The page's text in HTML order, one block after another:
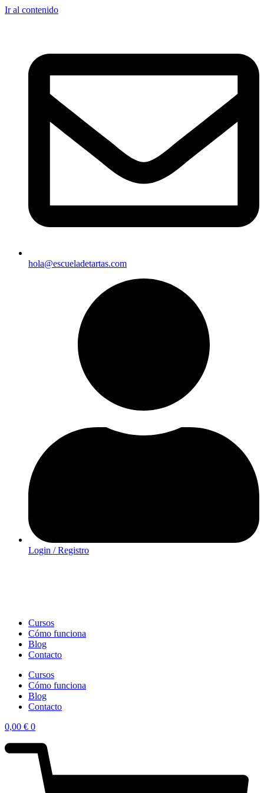
Ir al contenido
hola@escueladetartas.com
Login / Registro
Cursos
Cómo funciona
Blog
Contacto
Cursos
Cómo funciona
Blog
Contacto
0,00 € 0